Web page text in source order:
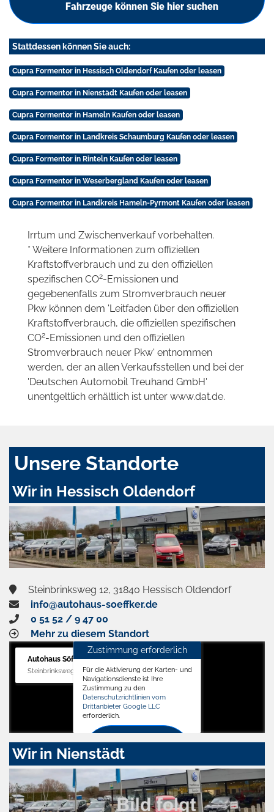
Fahrzeuge können Sie hier suchen
Stattdessen können Sie auch:
Cupra Formentor in Hessisch Oldendorf Kaufen oder leasen
Cupra Formentor in Nienstädt Kaufen oder leasen
Cupra Formentor in Hameln Kaufen oder leasen
Cupra Formentor in Landkreis Schaumburg Kaufen oder leasen
Cupra Formentor in Rinteln Kaufen oder leasen
Cupra Formentor in Weserbergland Kaufen oder leasen
Cupra Formentor in Landkreis Hameln-Pyrmont Kaufen oder leasen
Irrtum und Zwischenverkauf vorbehalten.
* Weitere Informationen zum offiziellen
Kraftstoffverbrauch und zu den offiziellen
spezifischen CO2-Emissionen und
gegebenenfalls zum Stromverbrauch neuer
Pkw können dem 'Leitfaden über den offiziellen
Kraftstoffverbrauch, die offiziellen spezifischen
CO2-Emissionen und den offiziellen
Stromverbrauch neuer Pkw' entnommen
werden, der an allen Verkaufsstellen und bei der
'Deutschen Automobil Treuhand GmbH'
unentgeltlich erhältlich ist unter www.dat.de.
Unsere Standorte
Wir in Hessisch Oldendorf
Steinbrinksweg 12, 31840 Hessisch Oldendorf
info@autohaus-soeffker.de
0 51 52 / 9 47 00
Mehr zu diesem Standort
Autohaus Söffker GmbH
Steinbrinksweg 12, 31840 Hessisch Oldendorf
Zustimmung erforderlich
Für die Aktivierung der Karten- und
Navigationsdienste ist Ihre
Zustimmung zu den
Datenschutzrichtlinien vom
Drittanbieter Google LLC
erforderlich.
Zustimmen
aktivieren
Wir in Nienstädt